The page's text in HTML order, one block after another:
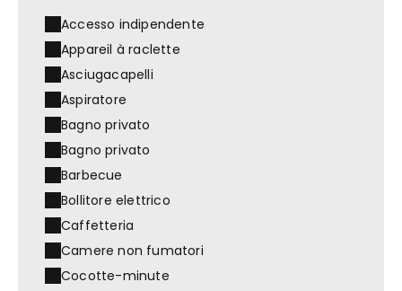
Accesso indipendente
Appareil à raclette
Asciugacapelli
Aspiratore
Bagno privato
Bagno privato
Barbecue
Bollitore elettrico
Caffetteria
Camere non fumatori
Cocotte-minute